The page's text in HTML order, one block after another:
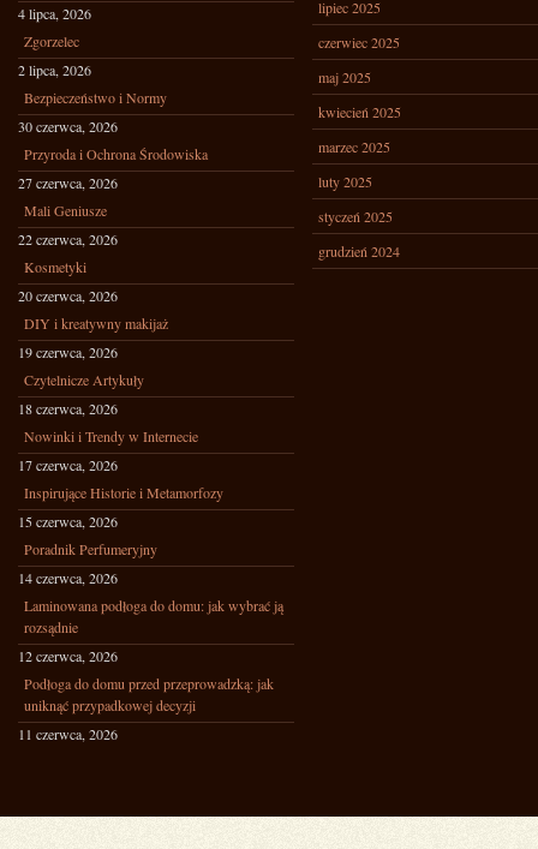
4 lipca, 2026
Zgorzelec
2 lipca, 2026
Bezpieczeństwo i Normy
30 czerwca, 2026
Przyroda i Ochrona Środowiska
27 czerwca, 2026
Mali Geniusze
22 czerwca, 2026
Kosmetyki
20 czerwca, 2026
DIY i kreatywny makijaż
19 czerwca, 2026
Czytelnicze Artykuły
18 czerwca, 2026
Nowinki i Trendy w Internecie
17 czerwca, 2026
Inspirujące Historie i Metamorfozy
15 czerwca, 2026
Poradnik Perfumeryjny
14 czerwca, 2026
Laminowana podłoga do domu: jak wybrać ją
rozsądnie
12 czerwca, 2026
Podłoga do domu przed przeprowadzką: jak
uniknąć przypadkowej decyzji
11 czerwca, 2026
lipiec 2025
czerwiec 2025
maj 2025
kwiecień 2025
marzec 2025
luty 2025
styczeń 2025
grudzień 2024